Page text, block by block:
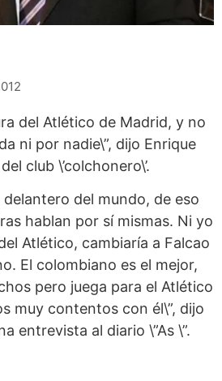
del Atlético de Madrid, y no
ni por nadie\”, dijo Enrique
club \’colchonero\’.
delantero del mundo, de eso
hablan por sí mismas. Ni yo
Atlético, cambiaría a Falcao
El colombiano es el mejor,
pero juega para el Atlético
muy contentos con él\”, dijo
entrevista al diario \”As \”.